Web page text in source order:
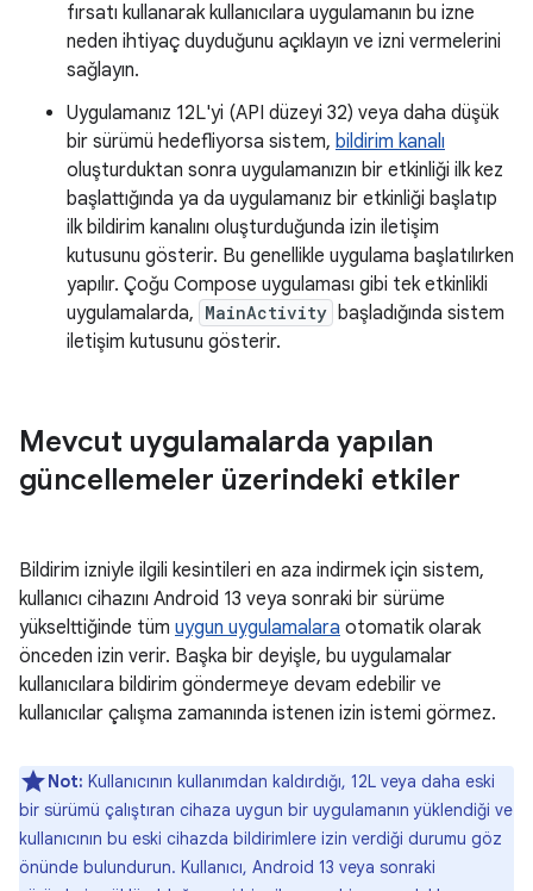
fırsatı kullanarak kullanıcılara uygulamanın bu izne
neden ihtiyaç duyduğunu açıklayın ve izni vermelerini
sağlayın.
Uygulamanız 12L'yi (API düzeyi 32) veya daha düşük
bir sürümü hedefliyorsa sistem, bildirim kanalı
oluşturduktan sonra uygulamanızın bir etkinliği ilk kez
başlattığında ya da uygulamanız bir etkinliği başlatıp
ilk bildirim kanalını oluşturduğunda izin iletişim
kutusunu gösterir. Bu genellikle uygulama başlatılırken
yapılır. Çoğu Compose uygulaması gibi tek etkinlikli
uygulamalarda, MainActivity başladığında sistem
iletişim kutusunu gösterir.
Mevcut uygulamalarda yapılan
güncellemeler üzerindeki etkiler
Bildirim izniyle ilgili kesintileri en aza indirmek için sistem,
kullanıcı cihazını Android 13 veya sonraki bir sürüme
yükselttiğinde tüm uygun uygulamalara otomatik olarak
önceden izin verir. Başka bir deyişle, bu uygulamalar
kullanıcılara bildirim göndermeye devam edebilir ve
kullanıcılar çalışma zamanında istenen izin istemi görmez.
Not: Kullanıcının kullanımdan kaldırdığı, 12L veya daha eski
bir sürümü çalıştıran cihaza uygun bir uygulamanın yüklendiği ve
kullanıcının bu eski cihazda bildirimlere izin verdiği durumu göz
önünde bulundurun. Kullanıcı, Android 13 veya sonraki